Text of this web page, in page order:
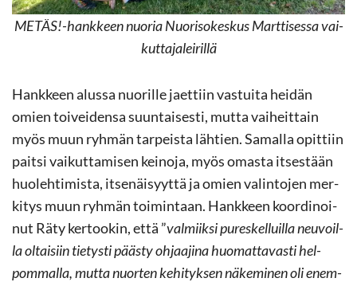
METÄS!-​hankkeen nuo­ria Nuo­ri­so­kes­kus Mart­ti­ses­sa vai­
kut­ta­ja­lei­ril­lä
Hank­keen alus­sa nuo­ril­le jaet­tiin vas­tui­ta hei­dän
omien toi­vei­den­sa suun­tai­ses­ti, mutta vai­heit­tain
myös muun ryh­män tar­peis­ta läh­tien. Sa­mal­la opit­tiin
pait­si vai­kut­ta­mi­sen kei­no­ja, myös omas­ta it­ses­tään
huo­leh­ti­mis­ta, it­se­näi­syyt­tä ja omien va­lin­to­jen mer­
ki­tys muun ryh­män toi­min­taan. Hank­keen koor­di­noi­
nut Räty ker­too­kin, että ”val­miik­si pu­res­kel­luil­la neu­voil­
la ol­tai­siin tie­tys­ti pääs­ty oh­jaa­ji­na huo­mat­ta­vas­ti hel­
pom­mal­la, mutta nuor­ten ke­hi­tyk­sen nä­ke­mi­nen oli enem­